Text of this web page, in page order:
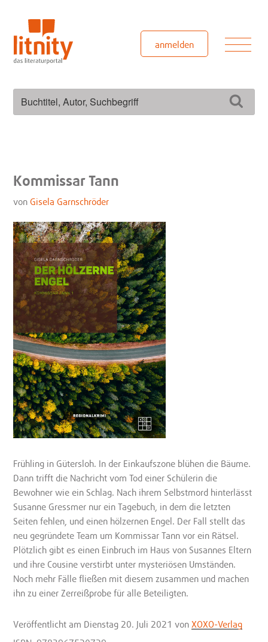
springen
anmelden
Kommissar Tann
vonGisela Garnschröder
Frühling in Gütersloh. In der Einkaufszone blühen die Bäume.
Dann trifft die Nachricht vom Tod einer Schülerin die
Bewohner wie ein Schlag. Nach ihrem Selbstmord hinterlässt
Susanne Gressmer nur ein Tagebuch, in dem die letzten
Seiten fehlen, und einen hölzernen Engel. Der Fall stellt das
neu gegründete Team um Kommissar Tann vor ein Rätsel.
Plötzlich gibt es einen Einbruch im Haus von Susannes Eltern
und ihre Cousine verstirbt unter mysteriösen Umständen.
Noch mehr Fälle fließen mit diesem zusammen und machen
ihn zu einer Zerreißprobe für alle Beteiligten.
Veröffentlicht am Dienstag 20. Juli 2021 vonXOXO-Verlag